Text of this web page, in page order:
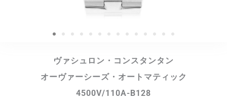
ヴァシュロン・コンスタンタン
オーヴァーシーズ・オートマティック
4500V/110A-B128